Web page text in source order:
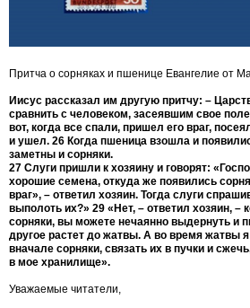
Притча о сорняках и пшенице Евангелие от
Иисус рассказал им другую притчу: –
сравнить с человеком, засеявшим свое
вот, когда все спали, пришел его враг,
и ушел. 26 Когда пшеница взошла и
заметны и сорняки.
27 Слуги пришли к хозяину и говорят:
хорошие семена, откуда же появились
враг», – ответил хозяин. Тогда слуги
выполоть их?» 29 «Нет, – ответил хозяин,
сорняки, вы можете нечаянно выдернуть и
другое растет до жатвы. А во время жатвы
вначале сорняки, связать их в пучки и
в мое хранилище».
Уважаемые читатели,